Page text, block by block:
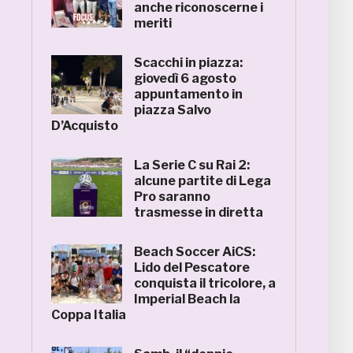
anche riconoscerne i
meriti
Scacchi in piazza:
giovedì 6 agosto
appuntamento in
piazza Salvo
D’Acquisto
La Serie C su Rai 2:
alcune partite di Lega
Pro saranno
trasmesse in diretta
Beach Soccer AiCS:
Lido del Pescatore
conquista il tricolore, a
Imperial Beach la
Coppa Italia